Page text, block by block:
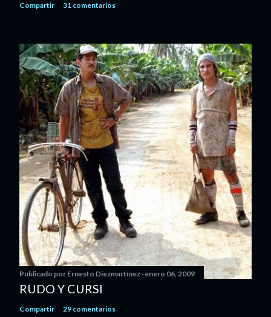
Compartir 31 comentarios
Publicado por Ernesto Diezmartínez enero 06, 2009
RUDO Y CURSI
Compartir 29 comentarios